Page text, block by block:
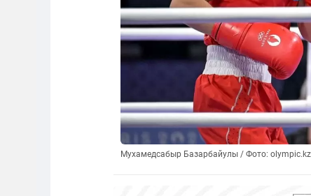
Мухамедсабыр Базарбайулы / Фото: olympic.kz